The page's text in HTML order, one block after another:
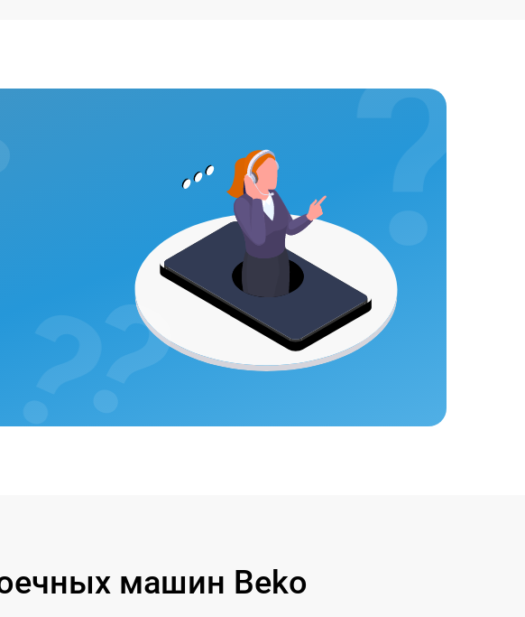
машин Beko